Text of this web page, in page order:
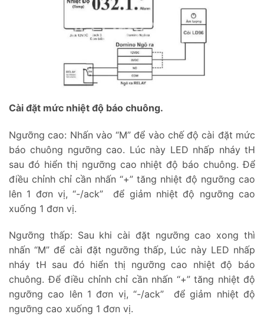
Cài đặt mức nhiệt độ báo chuông.
Ngưỡng cao: Nhấn vào “M” để vào chế độ cài đặt mức
báo chuông ngưỡng cao. Lúc này LED nhấp nháy tH
sau đó hiển thị ngưỡng cao nhiệt độ báo chuông. Để
điều chỉnh chỉ cần nhấn “+” tăng nhiệt độ ngưỡng cao
lên 1 đơn vị, “-/ack” để giảm nhiệt độ ngưỡng cao
xuống 1 đơn vị.
Ngưỡng thấp: Sau khi cài đặt ngưỡng cao xong thì
nhấn “M” để cài đặt ngưỡng thấp, Lúc này LED nhấp
nháy tH sau đó hiển thị ngưỡng cao nhiệt độ báo
chuông. Để điều chỉnh chỉ cần nhấn “+” tăng nhiệt độ
ngưỡng cao lên 1 đơn vị, “-/ack” để giảm nhiệt độ
ngưỡng cao xuống 1 đơn vị.